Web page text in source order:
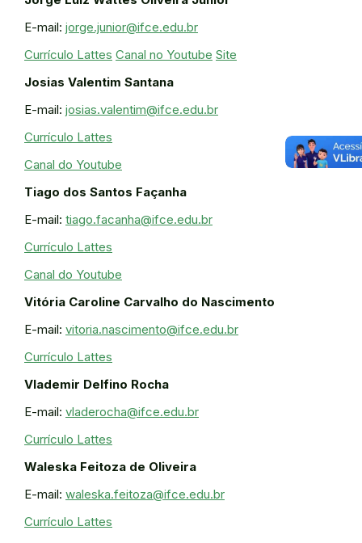
E-mail: jorge.junior@ifce.edu.br
Currículo Lattes Canal no Youtube Site
Josias Valentim Santana
E-mail: josias.valentim@ifce.edu.br
Currículo Lattes
Canal do Youtube
Tiago dos Santos Façanha
E-mail: tiago.facanha@ifce.edu.br
Currículo Lattes
Canal do Youtube
Vitória Caroline Carvalho do Nascimento
E-mail: vitoria.nascimento@ifce.edu.br
Currículo Lattes
Vlademir Delfino Rocha
E-mail: vladerocha@ifce.edu.br
Currículo Lattes
Waleska Feitoza de Oliveira
E-mail: waleska.feitoza@ifce.edu.br
Currículo Lattes